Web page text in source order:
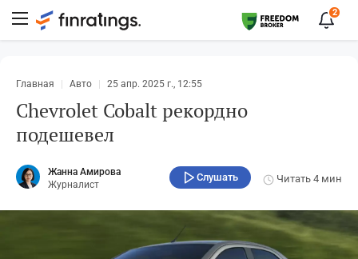
2
Главная Авто 25 апр. 2025 г., 12:55
Chevrolet Cobalt рекордно
подешевел
Жанна Амирова
Журналист
Слушать Читать 4 мин